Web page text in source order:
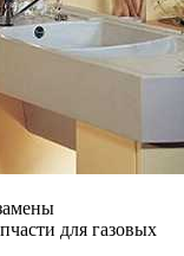
для газовых